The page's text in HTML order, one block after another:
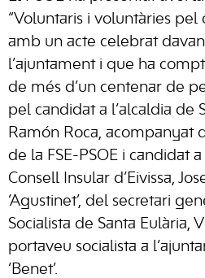
“Voluntaris i voluntàries pel
amb un acte celebrat
l’ajuntament i que ha
de més d’un centenar de
pel candidat a l’alcaldia de
Ramón Roca, acompanyat
de la FSE-PSOE i candidat
Consell Insular d’Eivissa,
‘Agustinet’, del secretari
Socialista de Santa Eulària,
portaveu socialista a
‘Benet’.